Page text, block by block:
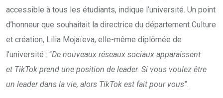
accessible à tous les étudiants, indique l’université. Un point
d’honneur que souhaitait la directrice du département Culture
et création, Lilia Mojaïeva, elle-même diplômée de
l’université : “De nouveaux réseaux sociaux apparaissent
et TikTok prend une position de leader. Si vous voulez être
un leader dans la vie, alors TikTok est fait pour vous”.